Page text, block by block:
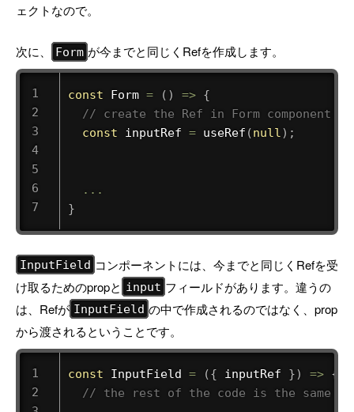
ェクトなので。
次に、 Form が今までと同じくRefを作成します。
const Form = ( ) => {
// create the Ref in Form component
const inputRef = useRef (null) ;
...
}
InputField コンポーネントには、今までと同じくRefを受
け取るためのpropと input フィールドがあります。違うの
は、Refが InputField の中で作成されるのではなく、prop
から渡されるということです。
const InputField = ({ inputRef }) => {
// the rest of the code is the same